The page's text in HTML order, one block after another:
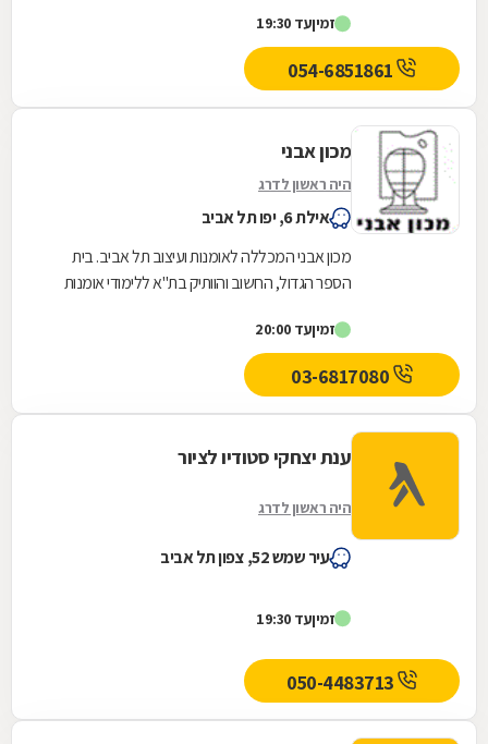
של איריס דבי...
זמיןעד 19:30
מכון אבני
היה ראשון לדרג
אילת 6, יפו תל אביב
מכון אבני המכללה לאומנות ועיצוב תל אביב. בית
הספר הגדול, החשוב והוותיק בת"א ללימודי אומנות
אשר...
זמיןעד 20:00
ענת יצחקי סטודיו לציור
היה ראשון לדרג
עיר שמש 52, צפון תל אביב
זמיןעד 19:30